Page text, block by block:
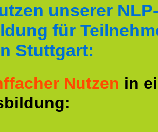
unserer
für
Stuttgart:
Nutzen in